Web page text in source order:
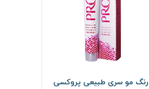
رنگ مو سری طبیعی پروکسی